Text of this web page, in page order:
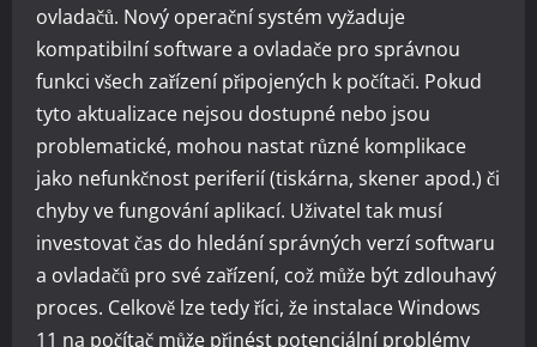
ovladačů. Nový operační systém vyžaduje
kompatibilní software a ovladače pro správnou
funkci všech zařízení připojených k počítači. Pokud
tyto aktualizace nejsou dostupné nebo jsou
problematické, mohou nastat různé komplikace
jako nefunkčnost periferií (tiskárna, skener apod.) či
chyby ve fungování aplikací. Uživatel tak musí
investovat čas do hledání správných verzí softwaru
a ovladačů pro své zařízení, což může být zdlouhavý
proces. Celkově lze tedy říci, že instalace Windows
11 na počítač může přinést potenciální problémy